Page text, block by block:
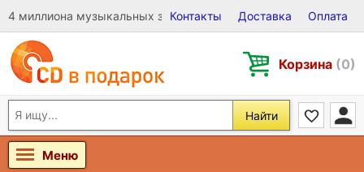
4 миллиона музыкальных записей на Виниле, CD и DVD
Контакты Доставка Оплата
Корзина (0)
Найти
Меню